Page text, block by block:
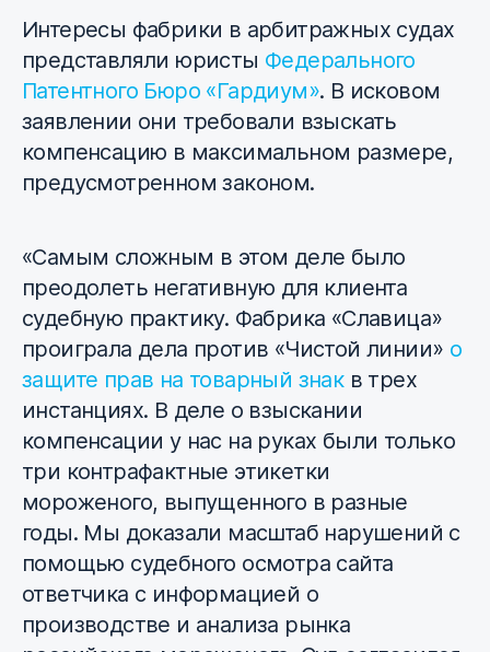
Интересы фабрики в арбитражных судах
представляли юристы Федерального
Патентного Бюро «Гардиум». В исковом
заявлении они требовали взыскать
компенсацию в максимальном размере,
предусмотренном законом.
«Самым сложным в этом деле было
преодолеть негативную для клиента
судебную практику. Фабрика «Славица»
проиграла дела против «Чистой линии» о
защите прав на товарный знакв трех
инстанциях. В деле о взыскании
компенсации у нас на руках были только
три контрафактные этикетки
мороженого, выпущенного в разные
годы. Мы доказали масштаб нарушений с
помощью судебного осмотра сайта
ответчика с информацией о
производстве и анализа рынка